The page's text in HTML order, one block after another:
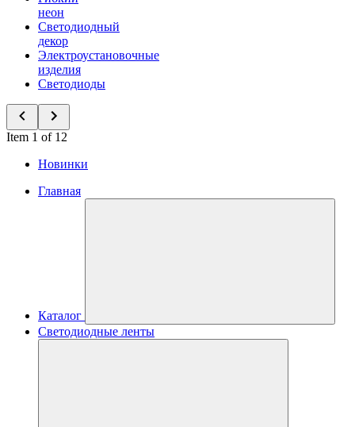
неон
Светодиодный
декор
Электроустановочные
изделия
Светодиоды
Item 1 of 12
Новинки
Главная
Каталог
Светодиодные ленты